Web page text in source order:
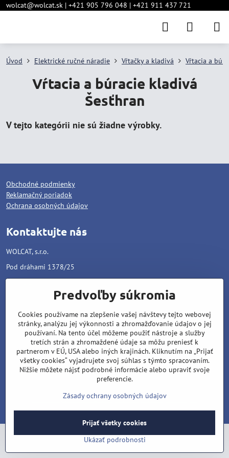
wolcat@wolcat.sk | +421 905 796 048 | +421 911 437 721
Úvod Elektrické ručné náradie Vŕtačky a kladivá Vŕtacia a
Vŕtacia a búracie kladivá
Šesťhran
Obchodné podmienky
Reklamačný poriadok
Ochrana osobných údajov
Kontaktujte nás
WOLCAT, s.r.o.
Pod dráhami 1378/25
96001 Zvolen
Matúš Lipiansky: +421 905 796 048
Filip Lipiansky: +421 911 437 721
wolcat@wolcat.sk
Pondelok - Piatok : 7:00 - 15:00
Sobota - Nedeľa : Zatvorené
Predvoľby súkromiaZásady ochrany osobných údajov
Vytvorené pomocou:BiznisWeb.sk
Predvoľby súkromia
Cookies používame na zlepšenie vašej návštevy tejto webovej
stránky, analýzu jej výkonnosti a zhromažďovanie údajov o jej
používaní. Na tento účel môžeme použiť nástroje a služby
tretích strán a zhromaždené údaje sa môžu preniesť k
partnerom v EÚ, USA alebo iných krajinách. Kliknutím na „Prijať
všetky cookies“ vyjadrujete svoj súhlas s týmto spracovaním.
Nižšie môžete nájsť podrobné informácie alebo upraviť svoje
preferencie.
Zásady ochrany osobných údajov
Ukázať podrobnosti
Prijať všetky cookies